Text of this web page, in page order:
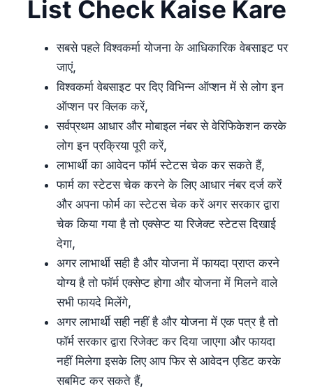
List Check Kaise Kare
सबसे पहले विश्वकर्मा योजना के आधिकारिक वेबसाइट पर
जाएं,
विश्वकर्मा वेबसाइट पर दिए विभिन्न ऑप्शन में से लोग इन
ऑप्शन पर क्लिक करें,
सर्वप्रथम आधार और मोबाइल नंबर से वेरिफिकेशन करके
लोग इन प्रक्रिया पूरी करें,
लाभार्थी का आवेदन फॉर्म स्टेटस चेक कर सकते हैं,
फार्म का स्टेटस चेक करने के लिए आधार नंबर दर्ज करें
और अपना फोर्म का स्टेटस चेक करें अगर सरकार द्वारा
चेक किया गया है तो एक्सेप्ट या रिजेक्ट स्टेटस दिखाई
देगा,
अगर लाभार्थी सही है और योजना में फायदा प्राप्त करने
योग्य है तो फॉर्म एक्सेप्ट होगा और योजना में मिलने वाले
सभी फायदे मिलेंगे,
अगर लाभार्थी सही नहीं है और योजना में एक पत्र है तो
फॉर्म सरकार द्वारा रिजेक्ट कर दिया जाएगा और फायदा
नहीं मिलेगा इसके लिए आप फिर से आवेदन एडिट करके
सबमिट कर सकते हैं,